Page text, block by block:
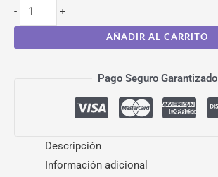
- +
AÑADIR AL CARRITO
Pago Seguro Garantizado
Descripción
Información adicional